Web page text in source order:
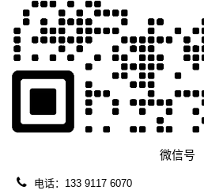
微信号
电话：133 9117 6070